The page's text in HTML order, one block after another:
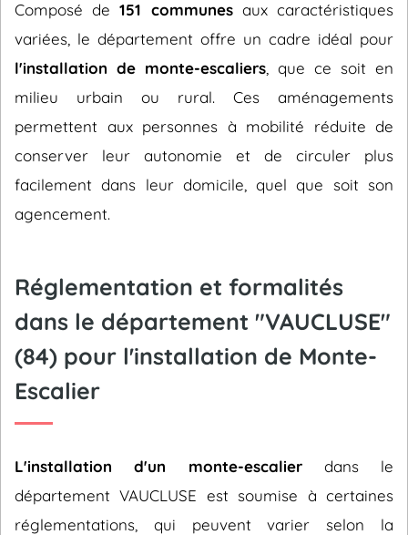
Composé de151 communesaux caractéristiques
variées, le département offre un cadre idéal pour
l'installation de monte-escaliers , que ce soit en
milieu urbain ou rural. Ces aménagements
permettent aux personnes à mobilité réduite de
conserver leur autonomie et de circuler plus
facilement dans leur domicile, quel que soit son
agencement.
Réglementation et formalités
dans le département "VAUCLUSE"
(84) pour l'installation de Monte-
Escalier
L'installation d'un monte-escalierdans le
département VAUCLUSE est soumise à certaines
réglementations, qui peuvent varier selon la